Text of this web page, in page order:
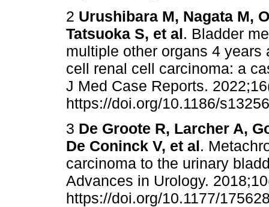
2 Urushibara M, Nagata M,
Tatsuoka S, et al. Bladder
multiple other organs 4
cell renal cell carcinoma: a
J Med Case Reports.
https://doi.org/10.1186/
3 De Groote R, Larcher A,
De Coninck V, et al.
carcinoma to the urinary
Advances in Urology.
https://doi.org/10.1177/